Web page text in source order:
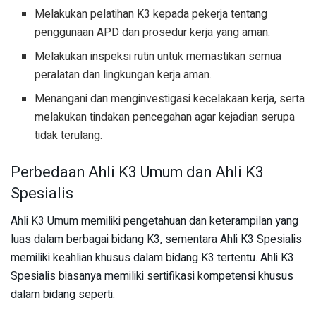
Melakukan pelatihan K3 kepada pekerja tentang
penggunaan APD dan prosedur kerja yang aman.
Melakukan inspeksi rutin untuk memastikan semua
peralatan dan lingkungan kerja aman.
Menangani dan menginvestigasi kecelakaan kerja, serta
melakukan tindakan pencegahan agar kejadian serupa
tidak terulang.
Perbedaan Ahli K3 Umum dan Ahli K3
Spesialis
Ahli K3 Umum memiliki pengetahuan dan keterampilan yang
luas dalam berbagai bidang K3, sementara Ahli K3 Spesialis
memiliki keahlian khusus dalam bidang K3 tertentu. Ahli K3
Spesialis biasanya memiliki sertifikasi kompetensi khusus
dalam bidang seperti: